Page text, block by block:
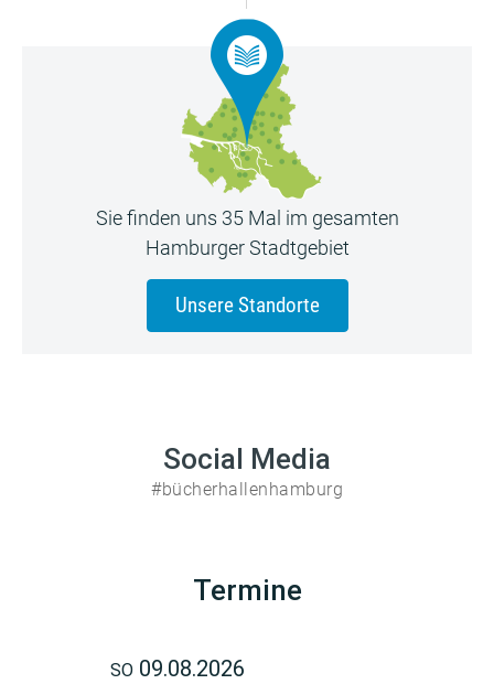
Sie finden uns 35 Mal im gesamten
Hamburger Stadtgebiet
Unsere Standorte
Social Media
#bücherhallenhamburg
Termine
SO 09.08.2026